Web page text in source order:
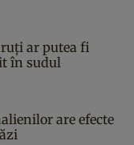
ar putea fi
în sudul
are efecte